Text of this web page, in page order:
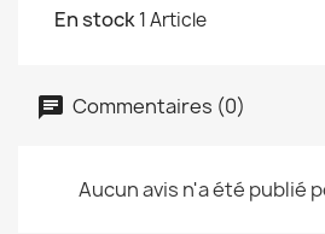
En stock1 Article
Commentaires (0)
Aucun avis n'a été publié